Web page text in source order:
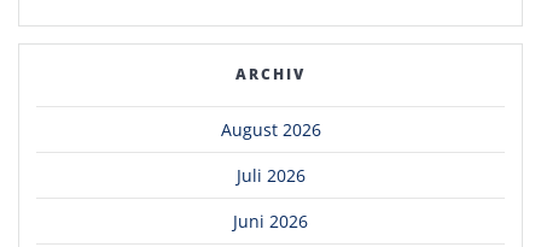
ARCHIV
August 2026
Juli 2026
Juni 2026